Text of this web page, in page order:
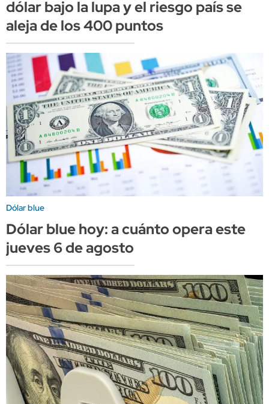
dólar bajo la lupa y el riesgo país se
aleja de los 400 puntos
Dólar blue
Dólar blue hoy: a cuánto opera este
jueves 6 de agosto